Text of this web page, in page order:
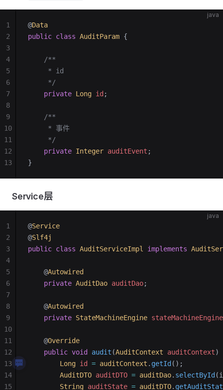
java
@Data
public class AuditParam {
    /**
     * id
     */
    private
Long id ;
    /**
     * 事件
     */
    private
Integer auditEvent ;
}
1
2
3
4
5
6
7
8
9
10
11
12
13
Service层
java
@Service
@Slf4j
public class AuditServiceImpl implements
    @
Autowired
    private
AuditDao auditDao;
    @
Autowired
    private
StateMachineEngine stateMachineEngine
    @
Override
    public
void audit (AuditContext auditContext)
        Long
id = auditContext . getId ();
        AuditDTO
auditDTO = auditDao. selectById
        String
auditState = auditDTO.
1
2
3
4
5
6
7
8
9
10
11
12
13
14
15